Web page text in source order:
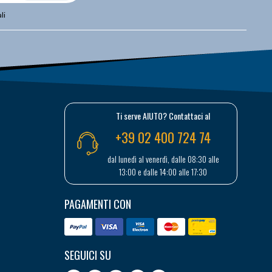
Ti serve AIUTO? Contattaci al
+39 02 400 724 74
dal lunedì al venerdì, dalle 08:30 alle
13:00 e dalle 14:00 alle 17:30
PAGAMENTI CON
SEGUICI SU